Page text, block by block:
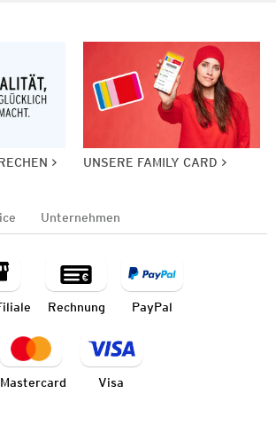
UNSERE FAMILY CARD
Unternehmen
Rechnung PayPal
Mastercard Visa